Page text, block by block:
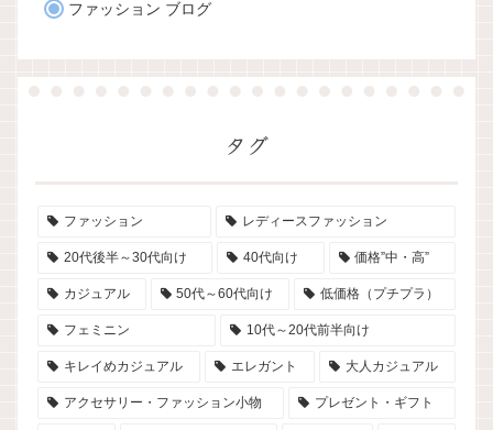
ファッション ブログ
タグ
ファッション レディースファッション
20代後半～30代向け 40代向け 価格”中・高”
カジュアル 50代～60代向け 低価格（プチプラ）
フェミニン 10代～20代前半向け
キレイめカジュアル エレガント 大人カジュアル
アクセサリー・ファッション小物 プレゼント・ギフト